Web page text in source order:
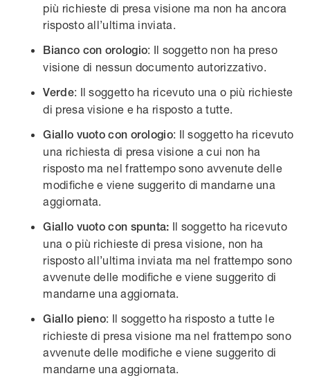
più richieste di presa visione ma non ha ancora
risposto all’ultima inviata.
Bianco con orologio: Il soggetto non ha preso
visione di nessun documento autorizzativo.
Verde: Il soggetto ha ricevuto una o più richieste
di presa visione e ha risposto a tutte.
Giallo vuoto con orologio: Il soggetto ha ricevuto
una richiesta di presa visione a cui non ha
risposto ma nel frattempo sono avvenute delle
modifiche e viene suggerito di mandarne una
aggiornata.
Giallo vuoto con spunta: Il soggetto ha ricevuto
una o più richieste di presa visione, non ha
risposto all’ultima inviata ma nel frattempo sono
avvenute delle modifiche e viene suggerito di
mandarne una aggiornata.
Giallo pieno: Il soggetto ha risposto a tutte le
richieste di presa visione ma nel frattempo sono
avvenute delle modifiche e viene suggerito di
mandarne una aggiornata.